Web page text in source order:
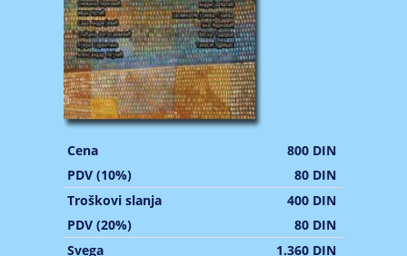
Cena
800 DIN
PDV (10%)
80 DIN
Troškovi slanja
400 DIN
PDV (20%)
80 DIN
Svega
1.360 DIN